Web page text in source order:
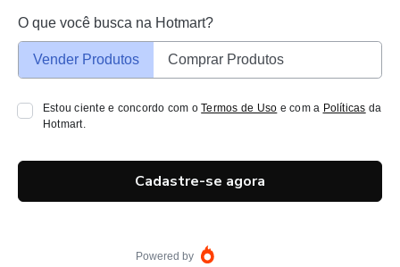
O que você busca na Hotmart?
Vender Produtos Comprar Produtos
Estou ciente e concordo com oTermos de Uso e com a Políticas da
Hotmart.
Cadastre-se agora
Powered by